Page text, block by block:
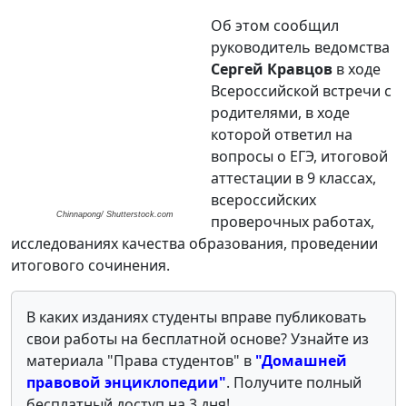
Chinnapong/ Shutterstock.com
Об этом сообщил
руководитель ведомства
Сергей Кравцов в ходе
Всероссийской встречи с
родителями, в ходе
которой ответил на
вопросы о ЕГЭ, итоговой
аттестации в 9 классах,
всероссийских
проверочных работах,
исследованиях качества образования, проведении
итогового сочинения.
В каких изданиях студенты вправе публиковать
свои работы на бесплатной основе? Узнайте из
материала "Права студентов" в "Домашней
правовой энциклопедии". Получите полный